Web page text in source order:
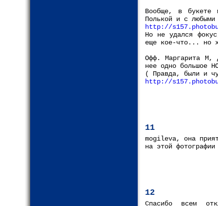
Вообще, в букете
Полькой и с
http://
Но не удался
еще кое-что... но
Офф. Маргарита М,
нее одно большое
( Правда, были и
http://
11
mogileva, она
на этой
12
Спасибо всем